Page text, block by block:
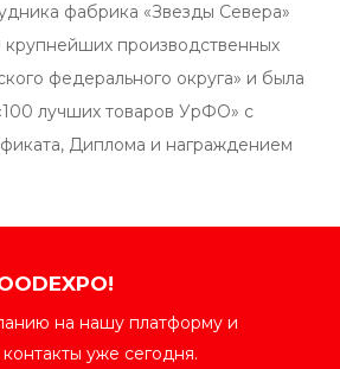
фабрика «Звезды Севера»
крупнейших производственных
федерального округа» и была
лучших товаров УрФО» с
Диплома и награждением
на нашу платформу и
уже сегодня.